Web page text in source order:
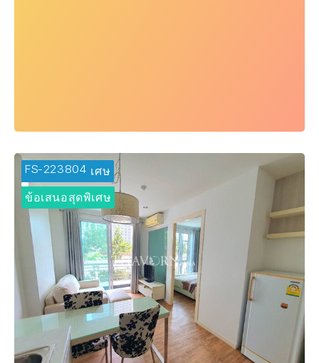
FS-223804
🔥 ข้อเสนอพิเศษ
ข้อเสนอสุดพิเศษ